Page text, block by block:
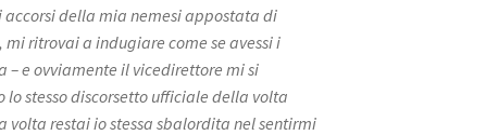
accorsi della mia nemesi appostata di
mi ritrovai a indugiare come se avessi i
e ovviamente il vicedirettore mi si
lo stesso discorsetto ufficiale della volta
volta restai io stessa sbalordita nel sentirmi